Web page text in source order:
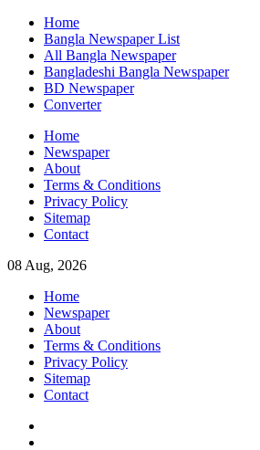
Skip
content
Home
Bangla Newspaper List
All Bangla Newspaper
Bangladeshi Bangla Newspaper
BD Newspaper
Converter
Home
Newspaper
About
Terms & Conditions
Privacy Policy
Sitemap
Contact
08 Aug, 2026
Home
Newspaper
About
Terms & Conditions
Privacy Policy
Sitemap
Contact